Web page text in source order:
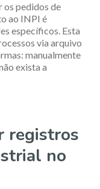
os pedidos de
ao INPI é
específicos. Esta
via arquivo
manualmente
exista a
registros
no